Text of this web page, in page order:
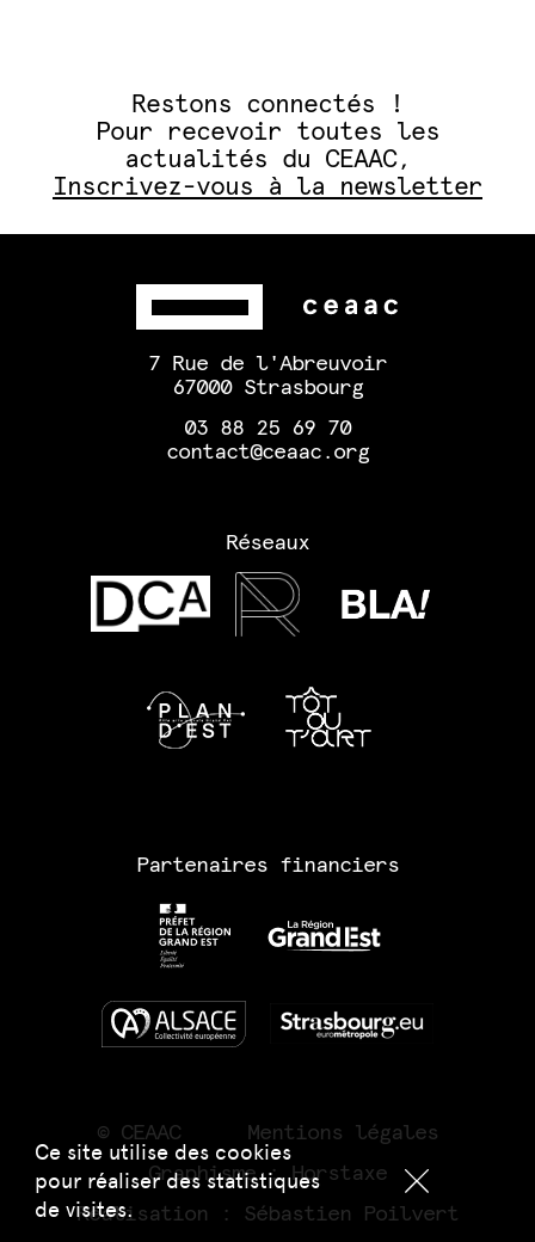
Ce site utilise des cookies
pour réaliser des statistiques
de visites.
Restons connectés !
Pour recevoir toutes les
actualités du CEAAC,
Inscrivez-vous à la newsletter
7 Rue de l'Abreuvoir
67000 Strasbourg
03 88 25 69 70
contact@ceaac.org
Réseaux
Partenaires financiers
© CEAAC
Mentions légales
Graphisme : Horstaxe
Réalisation :
Sébastien Poilvert